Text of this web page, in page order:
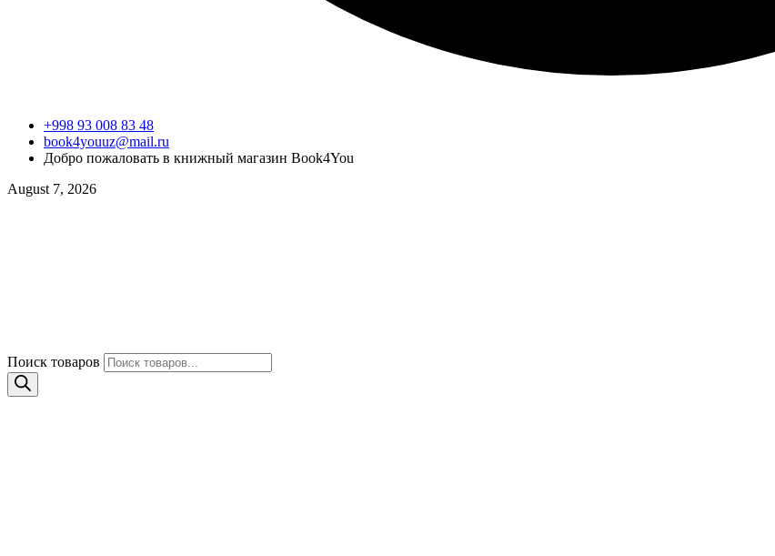
+998 93 008 83 48
book4youuz@mail.ru
Добро пожаловать в книжный магазин Book4You
August 7, 2026
Поиск товаров